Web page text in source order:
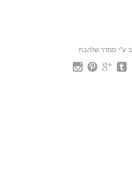
ע"י סמדר שלהבת